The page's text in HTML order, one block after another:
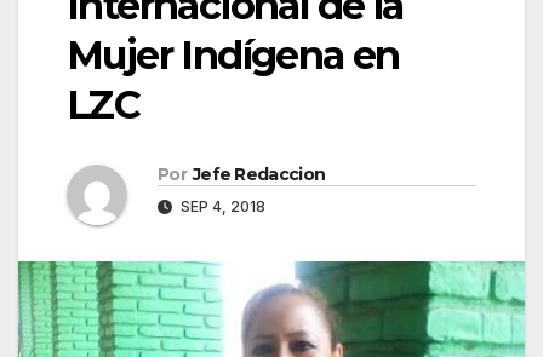
Mujer Indígena en
LZC
Por Jefe Redaccion
SEP 4, 2018